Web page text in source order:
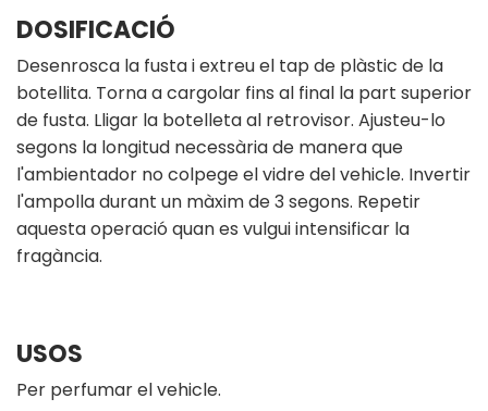
DOSIFICACIÓ
Desenrosca la fusta i extreu el tap de plàstic de la
botellita. Torna a cargolar fins al final la part superior
de fusta. Lligar la botelleta al retrovisor. Ajusteu-lo
segons la longitud necessària de manera que
l'ambientador no colpege el vidre del vehicle. Invertir
l'ampolla durant un màxim de 3 segons. Repetir
aquesta operació quan es vulgui intensificar la
fragància.
USOS
Per perfumar el vehicle.